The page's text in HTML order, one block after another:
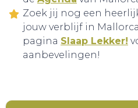
Zoek jij nog een
jouw verblijf in
pagina Slaap Lekker!
aanbevelingen!